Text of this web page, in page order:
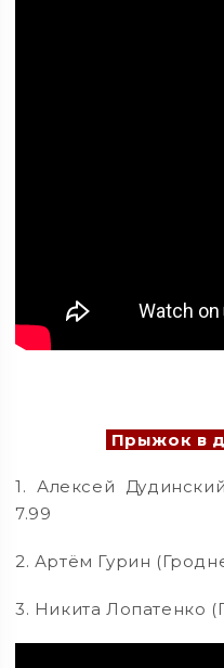
Прыжок в
1. Алексей
7.99
2. Артём Гурин
3. Никита Лопатенко